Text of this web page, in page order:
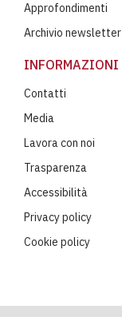
Approfondimenti
Archivio newsletter
INFORMAZIONI
Contatti
Media
Lavora con noi
Trasparenza
Accessibilità
Privacy policy
Cookie policy